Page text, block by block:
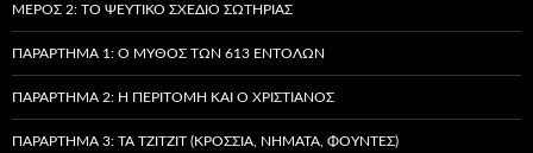
ΜΈΡΟΣ 2: ΤΟ ΨΕΎΤΙΚΟ ΣΧΈΔΙΟ ΣΩΤΗΡΊΑΣ
ΠΑΡΆΡΤΗΜΑ 1: Ο ΜΎΘΟΣ ΤΩΝ 613 ΕΝΤΟΛΏΝ
ΠΑΡΆΡΤΗΜΑ 2: Η ΠΕΡΙΤΟΜΉ ΚΑΙ Ο ΧΡΙΣΤΙΑΝΌΣ
ΠΑΡΆΡΤΗΜΑ 3: ΤΑ TZITZIT (ΚΡΌΣΣΙΑ, ΝΉΜΑΤΑ, ΦΟΎΝΤΕΣ)